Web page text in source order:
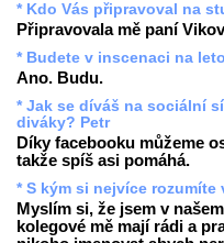
* Kdo Vás připravoval na
Připravovala mě paní
* Budete v inscenaci na
Ano. Budu.
* Jak se díváš na sociální
diváky? Petr
Díky facebooku můžeme
takže spíš asi pomáhá.
* S kým si nejvíce rozumíte
Myslím si, že jsem v
kolegové mě mají rádi a